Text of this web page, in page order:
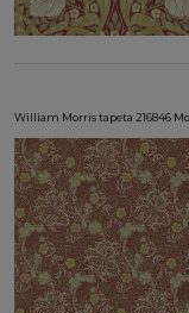
William Morris tapeta 216846